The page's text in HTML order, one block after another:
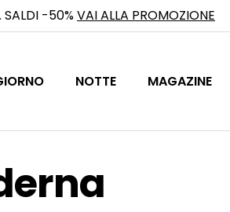
-50%VAI ALLA PROMOZIONE
NOTTE MAGAZINE